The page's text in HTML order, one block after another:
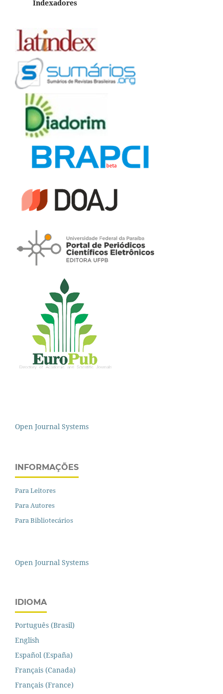
Indexadores
Open Journal Systems
INFORMAÇÕES
Para Leitores
Para Autores
Para Bibliotecários
Open Journal Systems
IDIOMA
Português (Brasil)
English
Español (España)
Français (Canada)
Français (France)